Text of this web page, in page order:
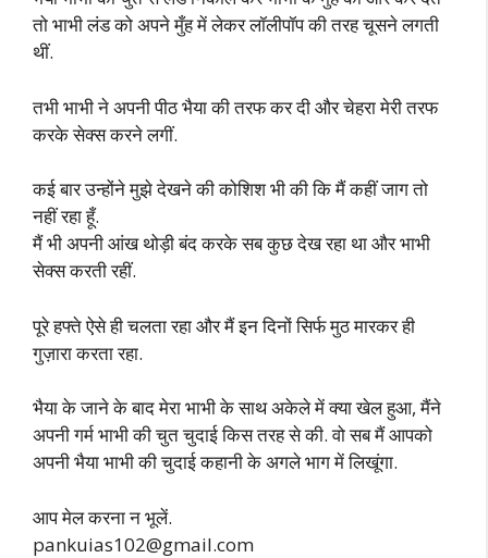
तो भाभी लंड को अपने मुँह में लेकर लॉलीपॉप की तरह चूसने लगती
थीं.
तभी भाभी ने अपनी पीठ भैया की तरफ कर दी और चेहरा मेरी तरफ
करके सेक्स करने लगीं.
कई बार उन्होंने मुझे देखने की कोशिश भी की कि मैं कहीं जाग तो
नहीं रहा हूँ.
मैं भी अपनी आंख थोड़ी बंद करके सब कुछ देख रहा था और भाभी
सेक्स करती रहीं.
पूरे हफ्ते ऐसे ही चलता रहा और मैं इन दिनों सिर्फ मुठ मारकर ही
गुज़ारा करता रहा.
भैया के जाने के बाद मेरा भाभी के साथ अकेले में क्या खेल हुआ, मैंने
अपनी गर्म भाभी की चुत चुदाई किस तरह से की. वो सब मैं आपको
अपनी भैया भाभी की चुदाई कहानी के अगले भाग में लिखूंगा.
आप मेल करना न भूलें.
pankuias102@gmail.com